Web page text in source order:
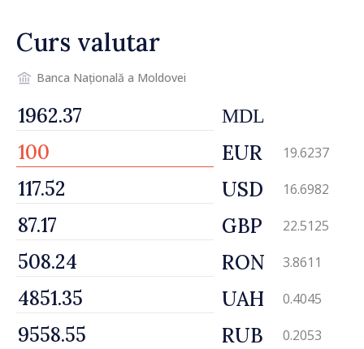
Curs valutar
Banca Națională a Moldovei
MDL
EUR 19.6237
USD 16.6982
GBP 22.5125
RON 3.8611
UAH 0.4045
RUB 0.2053